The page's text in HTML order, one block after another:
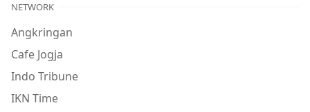
NETWORK
Angkringan
Cafe Jogja
Indo Tribune
IKN Time